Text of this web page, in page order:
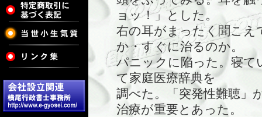
ョッ！」とした。
右の耳がまったく聞こえ
か・すぐに治るのか。
パニックに陥った。寝て
て家庭医療辞典を
調べた。「突発性難聴」
治療が重要とあった。